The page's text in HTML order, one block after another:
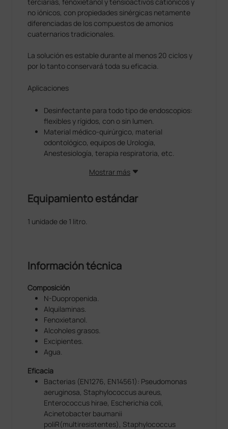
no iónicos, con propiedades sinérgicas netamente
diferenciadas de los compuestos de amonios
cuaternarios tradicionales.
La solución es estable durante al menos 20 ciclos y
por lo tanto conservará toda su eficacia.
Aplicaciones
Desinfectante para todo tipo de endoscopios:
flexibles y rígidos, con o sin lumen.
Material médico-quirúrgico, material
odontológico, equipos de Urología,
Anestesiología, terapia respiratoria, etc.
Mostrar más
Equipamiento estándar
1 unidade de 1 litro.
Información técnica
Composición
N-Duopropenida.
Alquilaminas.
Fenoxietanol.
Alcoholes grasos.
Excipientes.
Agua.
Eficacia
Bacterias (EN1276, EN14561): Pseudomonas
aeruginosa, Staphylococcus aureus,
Enterococcus hirae, Escherichia coli,
Acinetobacter baumanii
poliR(multiresistentes), Staphylococcus